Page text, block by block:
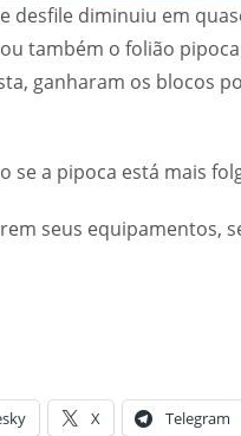
desfile diminuiu em
também o folião
ganharam os blocos
a pipoca está mais
seus equipamentos,
X Telegram